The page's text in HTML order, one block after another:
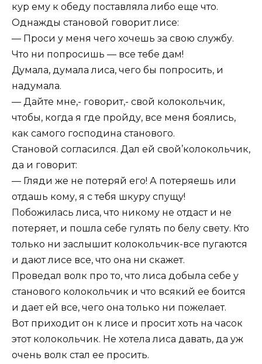
кур ему к обеду поставляла либо еще что.
Однажды становой говорит лисе:
— Проси у меня чего хочешь за свою службу.
Что ни попросишь — все тебе дам!
Думала, думала лиса, чего бы попросить, и
надумала.
— Дайте мне,- говорит,- свой колокольчик,
чтобы, когда я где пройду, все меня боялись,
как самого господина станового.
Становой согласился. Дал ей свой’колокольчик,
да и говорит:
— Гляди же не потеряй его! А потеряешь или
отдашь кому, я с тебя шкуру спущу!
Побожилась лиса, что никому не отдаст и не
потеряет, и пошла себе гулять по белу свету. Кто
только ни заслышит колокольчик-все пугаются
и дают лисе все, что она ни скажет.
Проведал волк про то, что лиса добыла себе у
станового колокольчик и что всякий ее боится
и дает ей все, чего она только ни пожелает.
Вот приходит он к лисе и просит хоть на часок
этот колокольчик. Не хотела лиса давать, да уж
очень волк стал ее просить.